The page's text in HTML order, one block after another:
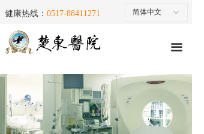
ꀅ
简体中文
健康热线： 0517-88411271
끀
首页
医院简介
医疗团队
特色专科